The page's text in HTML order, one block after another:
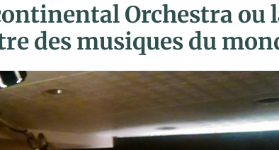
Orchestra ou
des musiques du